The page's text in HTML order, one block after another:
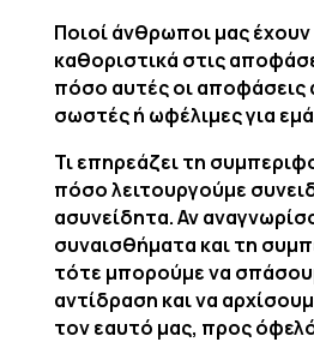
Ποιοί άνθρωποι μας
καθοριστικά στις
πόσο αυτές οι αποφάσεις
σωστές ή ωφέλιμες για
Τι επηρεάζει τη
πόσο λειτουργούμε
ασυνείδητα. Αν
συναισθήματα και τη
τότε μπορούμε να
αντίδραση και να
τον εαυτό μας, προς